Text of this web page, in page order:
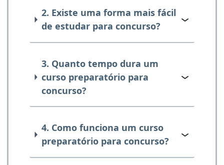
2. Existe uma forma mais fácil
de estudar para concurso?
3. Quanto tempo dura um
curso preparatório para
concurso?
4. Como funciona um curso
preparatório para concurso?